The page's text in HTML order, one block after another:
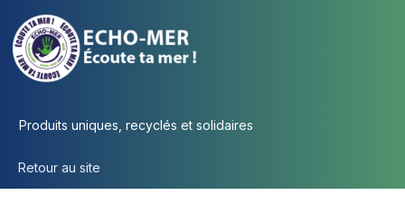
Produits uniques, recyclés et solidaires
Retour au site